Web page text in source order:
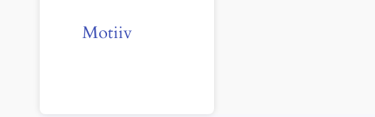
Motiiv